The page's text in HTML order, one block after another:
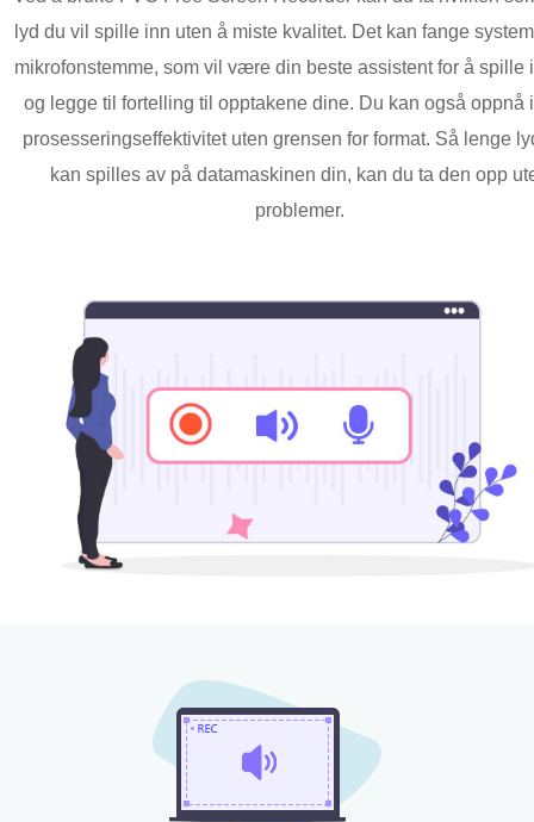
lyd du vil spille inn uten å miste kvalitet. Det kan fange
mikrofonstemme, som vil være din beste assistent for å spille
og legge til fortelling til opptakene dine. Du kan også oppnå
prosesseringseffektivitet uten grensen for format. Så lenge
kan spilles av på datamaskinen din, kan du ta den opp
problemer.